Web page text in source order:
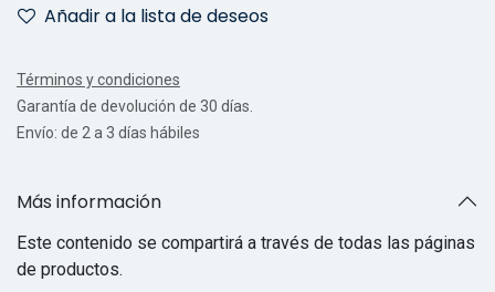
Añadir a la lista de deseos
Términos y condiciones
Garantía de devolución de 30 días.
Envío: de 2 a 3 días hábiles
Más información
Este contenido se compartirá a través de todas las páginas
de productos.